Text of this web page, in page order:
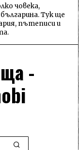
човека,
Тук ще
пътеписи и
-